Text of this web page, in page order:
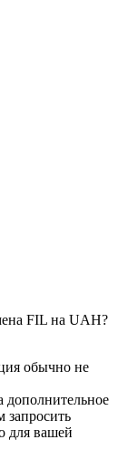
FIL на UAH?
обычно не
дополнительное
для вашей